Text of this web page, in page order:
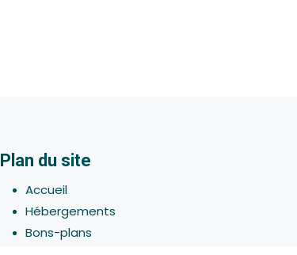
Plan du site
Accueil
Hébergements
Bons-plans